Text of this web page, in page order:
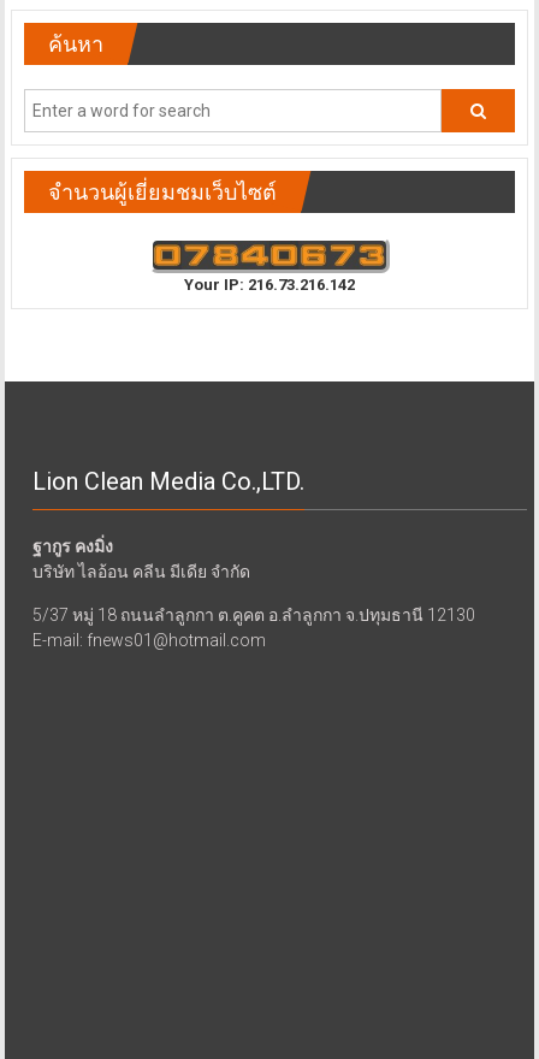
ค้นหา
จำนวนผู้เยี่ยมชมเว็บไซต์
Your IP: 216.73.216.142
Lion Clean Media Co.,LTD.
ฐากูร คงมิ่ง
บริษัท ไลอ้อน คลีน มีเดีย จำกัด
5/37 หมู่ 18 ถนนลำลูกกา ต.คูคต อ.ลำลูกกา จ.ปทุมธานี 12130
E-mail: fnews01@hotmail.com